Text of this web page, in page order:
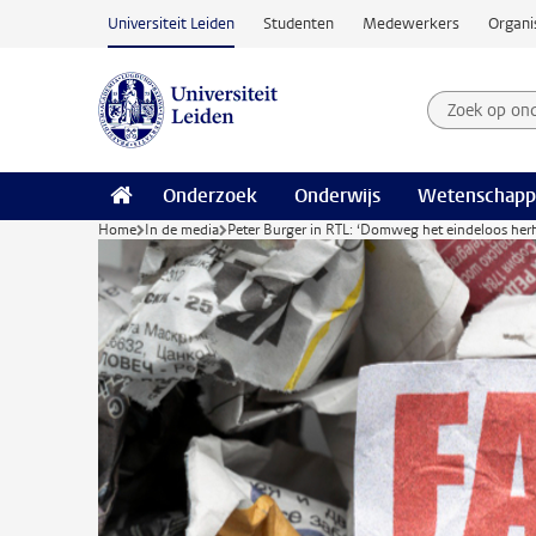
Ga naar hoofdinhoud
Universiteit Leiden Studenten Medewerkers
Zoek op
Zoekterm
Onderzoek Onderwijs
Home In de media Peter Burger in RTL: ‘Domweg het eindeloos